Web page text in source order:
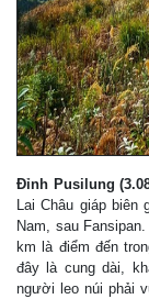
Đỉnh Pusilung
Lai Châu giáp
Nam, sau
km là điểm đến
đây là cung dài,
người leo núi phải